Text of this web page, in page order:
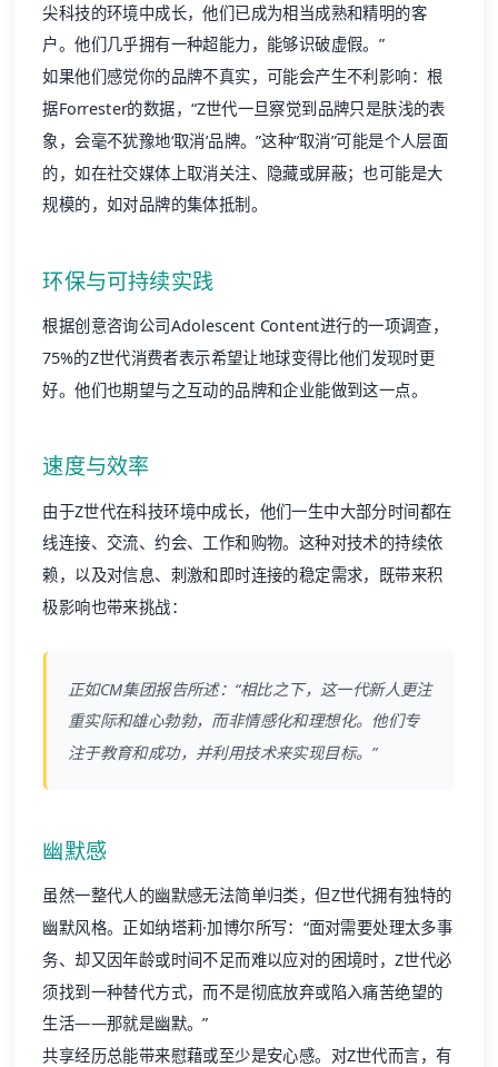
尖科技的环境中成长，他们已成为相当成熟和精明的客
户。他们几乎拥有一种超能力，能够识破虚假。”
如果他们感觉你的品牌不真实，可能会产生不利影响：根
据Forrester的数据，“Z世代一旦察觉到品牌只是肤浅的表
象，会毫不犹豫地‘取消’品牌。”这种“取消”可能是个人层面
的，如在社交媒体上取消关注、隐藏或屏蔽；也可能是大
规模的，如对品牌的集体抵制。
环保与可持续实践
根据创意咨询公司Adolescent Content进行的一项调查，
75%的Z世代消费者表示希望让地球变得比他们发现时更
好。他们也期望与之互动的品牌和企业能做到这一点。
速度与效率
由于Z世代在科技环境中成长，他们一生中大部分时间都在
线连接、交流、约会、工作和购物。这种对技术的持续依
赖，以及对信息、刺激和即时连接的稳定需求，既带来积
极影响也带来挑战：
正如CM集团报告所述：“相比之下，这一代新人更注
重实际和雄心勃勃，而非情感化和理想化。他们专
注于教育和成功，并利用技术来实现目标。”
幽默感
虽然一整代人的幽默感无法简单归类，但Z世代拥有独特的
幽默风格。正如纳塔莉·加博尔所写：“面对需要处理太多事
务、却又因年龄或时间不足而难以应对的困境时，Z世代必
须找到一种替代方式，而不是彻底放弃或陷入痛苦绝望的
生活——那就是幽默。”
共享经历总能带来慰藉或至少是安心感。对Z世代而言，有